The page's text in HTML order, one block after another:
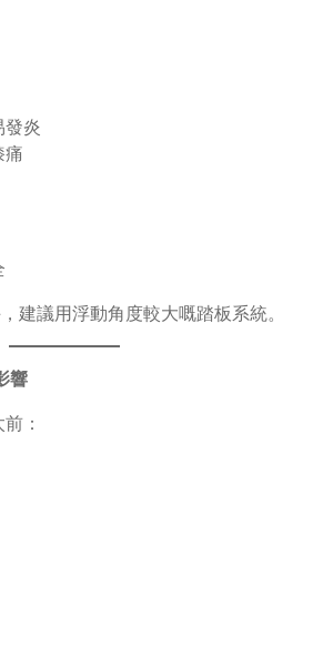
發炎
痛
建議用浮動角度較大嘅踏板系統。
響
：